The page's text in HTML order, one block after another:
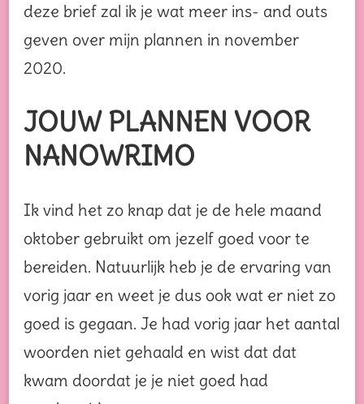
deze brief zal ik je wat meer ins- and outs
geven over mijn plannen in november
2020.
JOUW PLANNEN VOOR
NANOWRIMO
Ik vind het zo knap dat je de hele maand
oktober gebruikt om jezelf goed voor te
bereiden. Natuurlijk heb je de ervaring van
vorig jaar en weet je dus ook wat er niet zo
goed is gegaan. Je had vorig jaar het aantal
woorden niet gehaald en wist dat dat
kwam doordat je je niet goed had